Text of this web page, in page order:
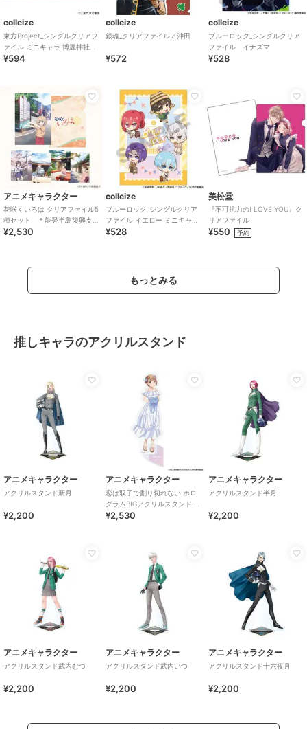
colleize
東方Project_シングルクリアフ
ァイル ミニキャラ 博麗神社初
詣
¥594
colleize
銀魂_クリアファイル／沖田
¥572
colleize
ブルーロック_シングルクリア
ファイル イナズマ
¥528
アニメキャラクター
花咲くいろは クリアファイル5
種セット ＊能登半島復興支
援チャリティーグッズ
¥2,530
colleize
ブルーロック_シングルクリア
ファイル イエロー ミニキャラ
旅行
¥528
美松堂
『不可抗力のI LOVE YOU』ク
リアファイル
¥550 予約
もっとみる
推しキャラのアクリルスタンド
アニメキャラクター
アクリルスタンド新月
¥2,200
アニメキャラクター
恋は双子で割り切れない ホロ
グラムBIGアクリルスタンド 琉
実
¥2,530
アニメキャラクター
アクリルスタンド半月
¥2,200
アニメキャラクター
アクリルスタンド武内むつ
¥2,200
アニメキャラクター
アクリルスタンド武内いつ
¥2,200
アニメキャラクター
アクリルスタンド十六夜月
¥2,200